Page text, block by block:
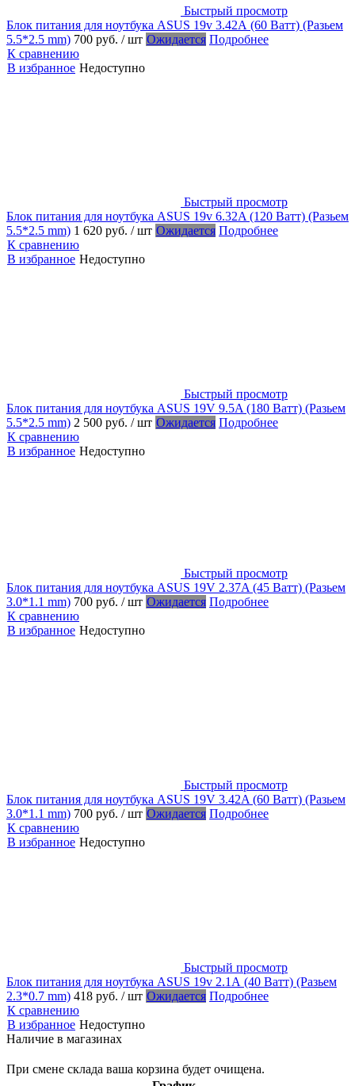
Быстрый просмотр
Блок питания для ноутбука ASUS 19v 3.42А (60 Ватт) (Разьем
5.5*2.5 mm) 700 руб. / шт Ожидается Подробнее
К сравнению
В избранное Недоступно
Быстрый просмотр
Блок питания для ноутбука ASUS 19v 6.32A (120 Ватт) (Разьем
5.5*2.5 mm) 1 620 руб. / шт Ожидается Подробнее
К сравнению
В избранное Недоступно
Быстрый просмотр
Блок питания для ноутбука ASUS 19V 9.5A (180 Ватт) (Разьем
5.5*2.5 mm) 2 500 руб. / шт Ожидается Подробнее
К сравнению
В избранное Недоступно
Быстрый просмотр
Блок питания для ноутбука ASUS 19V 2.37A (45 Ватт) (Разьем
3.0*1.1 mm) 700 руб. / шт Ожидается Подробнее
К сравнению
В избранное Недоступно
Быстрый просмотр
Блок питания для ноутбука ASUS 19V 3.42A (60 Ватт) (Разьем
3.0*1.1 mm) 700 руб. / шт Ожидается Подробнее
К сравнению
В избранное Недоступно
Быстрый просмотр
Блок питания для ноутбука ASUS 19v 2.1А (40 Ватт) (Разьем
2.3*0.7 mm) 418 руб. / шт Ожидается Подробнее
К сравнению
В избранное Недоступно
Наличие в магазинах
При смене склада ваша корзина будет очищена.